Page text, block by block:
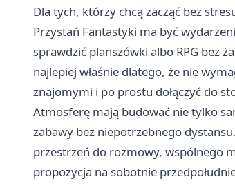
Dla tych, którzy chcą zacząć bez
Przystań Fantastyki ma być
sprawdzić planszówki albo RPG bez
najlepiej właśnie dlatego, że nie
znajomymi i po prostu dołączyć do
Atmosferę mają budować nie tylko
zabawy bez niepotrzebnego
przestrzeń do rozmowy, wspólnego
propozycja na sobotnie